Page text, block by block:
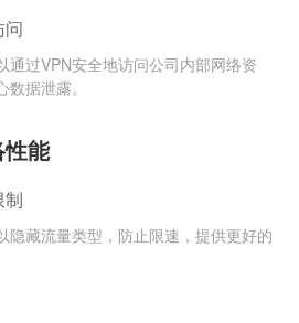
问
通过VPN安全地访问公司内部网络资
据泄露。
能
制
隐藏流量类型，防止限速，提供更好的